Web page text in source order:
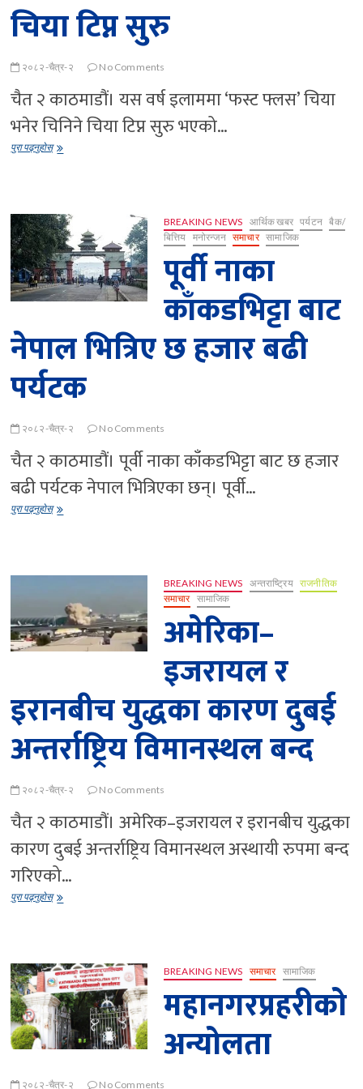
चिया टिप्न सुरु
२०८२-चैत्र-२ No Comments
चैत २ काठमाडौं। यस वर्ष इलाममा ‘फस्ट फ्लस’ चिया
भनेर चिनिने चिया टिप्न सुरु भएको…
पुरा पढ्नुहोस्इलाममा
चिया
टिप्न
सुरु
BREAKING NEWS आर्थिक खबर पर्यटन बैक/
बित्तिय मनोरन्जन समाचार सामाजिक
पूर्वी नाका
काँकडभिट्टा बाट
नेपाल भित्रिए छ हजार बढी
पर्यटक
२०८२-चैत्र-२ No Comments
चैत २ काठमाडौं। पूर्वी नाका काँकडभिट्टा बाट छ हजार
बढी पर्यटक नेपाल भित्रिएका छन्। पूर्वी…
पुरा पढ्नुहोस्पूर्वी
हजार
बढी
पर्यटक
BREAKING NEWS अन्तराष्ट्रिय राजनीतिक
समाचार सामाजिक
अमेरिका–
इजरायल र
इरानबीच युद्धका कारण दुबई
अन्तर्राष्ट्रिय विमानस्थल बन्द
२०८२-चैत्र-२ No Comments
चैत २ काठमाडौं। अमेरिक–इजरायल र इरानबीच युद्धका
कारण दुबई अन्तर्राष्ट्रिय विमानस्थल अस्थायी रुपमा बन्द
गरिएको…
पुरा पढ्नुहोस्अमेरिका–
कारण
दुबई
अन्तर्राष्ट्रिय
विमानस्थल
बन्द
BREAKING NEWS समाचार सामाजिक
महानगरप्रहरीको
अन्योलता
२०८२-चैत्र-२ No Comments